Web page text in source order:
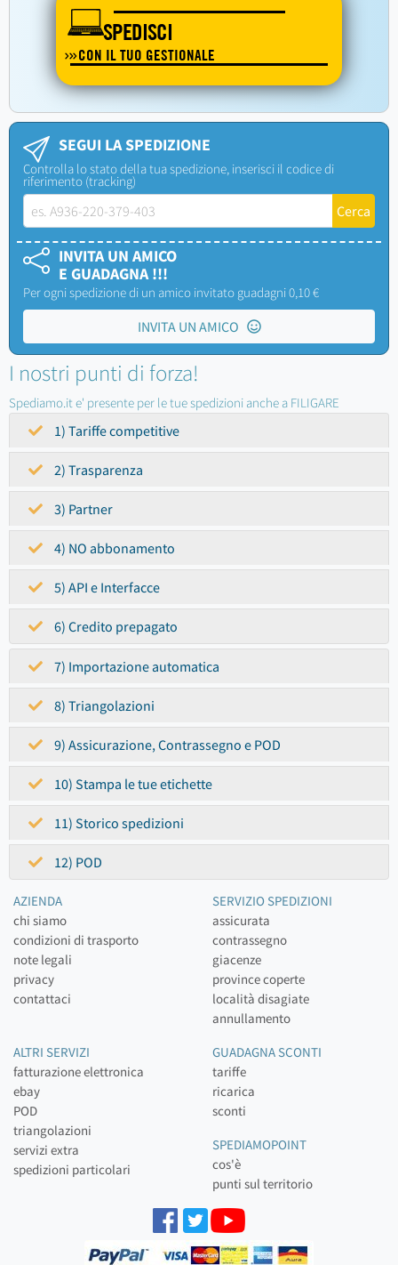
SPEDISCI
CON IL TUO GESTIONALE
SEGUI LA SPEDIZIONE
Controlla lo stato della tua spedizione, inserisci il codice di
riferimento (tracking)
INVITA UN AMICO
E GUADAGNA !!!
Per ogni spedizione di un amico invitato guadagni 0,10 €
INVITA UN AMICO
I nostri punti di forza!
Spediamo.it e' presente per le tue spedizioni anche a FILIGARE
1) Tariffe competitive
2) Trasparenza
3) Partner
4) NO abbonamento
5) API e Interfacce
6) Credito prepagato
7) Importazione automatica
8) Triangolazioni
9) Assicurazione, Contrassegno e POD
10) Stampa le tue etichette
11) Storico spedizioni
12) POD
AZIENDA
chi siamo
condizioni di trasporto
note legali
privacy
contattaci
SERVIZIO SPEDIZIONI
assicurata
contrassegno
giacenze
province coperte
località disagiate
annullamento
ALTRI SERVIZI
fatturazione elettronica
ebay
POD
triangolazioni
servizi extra
spedizioni particolari
GUADAGNA SCONTI
tariffe
ricarica
sconti
SPEDIAMOPOINT
cos'è
punti sul territorio